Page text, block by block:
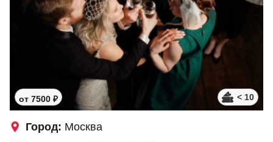
от 7500 ₽ < 10
Город: Москва